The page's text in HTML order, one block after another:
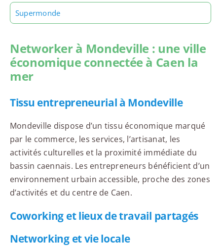
Supermonde
Networker à Mondeville : une ville
économique connectée à Caen la
mer
Tissu entrepreneurial à Mondeville
Mondeville dispose d’un tissu économique marqué
par le commerce, les services, l’artisanat, les
activités culturelles et la proximité immédiate du
bassin caennais. Les entrepreneurs bénéficient d’un
environnement urbain accessible, proche des zones
d’activités et du centre de Caen.
Coworking et lieux de travail partagés
Networking et vie locale